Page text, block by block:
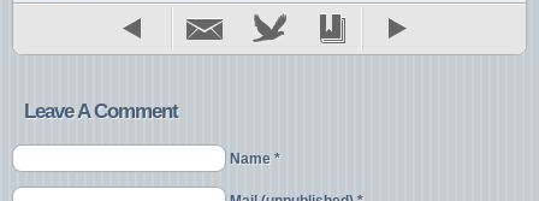
Leave A Comment
Name *